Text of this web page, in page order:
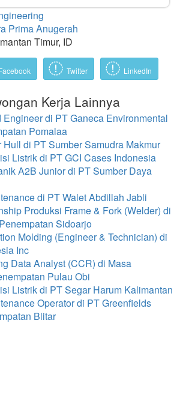
Prima Anugerah
Timur, ID
Twitter LinkedIn
Kerja Lainnya
di PT Ganeca Environmental
Pomalaa
Hull di PT Sumber Samudra Makmur
Listrik di PT GCI Cases Indonesia
A2B Junior di PT Sumber Daya
di PT Walet Abdillah Jabli
Produksi Frame & Fork (Welder) di
Sidoarjo
Molding (Engineer & Technician) di
Inc
Data Analyst (CCR) di Masa
Pulau Obi
Listrik di PT Segar Harum Kalimantan
Operator di PT Greenfields
Blitar